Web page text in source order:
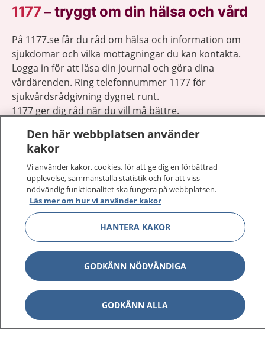
1177–tryggt om din hälsa och vård
På 1177.se får du råd om hälsa och information om
sjukdomar och vilka mottagningar du kan kontakta.
Logga in för att läsa din journal och göra dina
vårdärenden. Ring telefonnummer 1177 för
sjukvårdsrådgivning dygnet runt.
1177 ger dig råd när du vill må bättre.
1177 på flera språk
Om 1177 Visa
Kontakt Visa
Behandling av personuppgifter
Hantering av kakor
Den här webbplatsen använder
kakor
Vi använder kakor, cookies, för att ge dig en förbättrad
upplevelse, sammanställa statistik och för att viss
nödvändig funktionalitet ska fungera på webbplatsen.
Läs mer om hur vi använder kakor
HANTERA KAKOR
GODKÄNN NÖDVÄNDIGA
GODKÄNN ALLA